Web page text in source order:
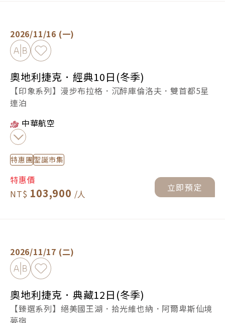
2026/11/16 (一)
加入比較加入最愛
奧地利捷克．經典10日(冬季)
【印象系列】漫步布拉格．沉醉庫倫洛夫．雙首都5星
連泊
中華航空
特惠團聖誕市集
特惠價
103,900 立即預定
2026/11/17 (二)
加入比較加入最愛
奧地利捷克．典藏12日(冬季)
【臻選系列】絕美國王湖．拾光維也納．阿爾卑斯仙境
夢宿